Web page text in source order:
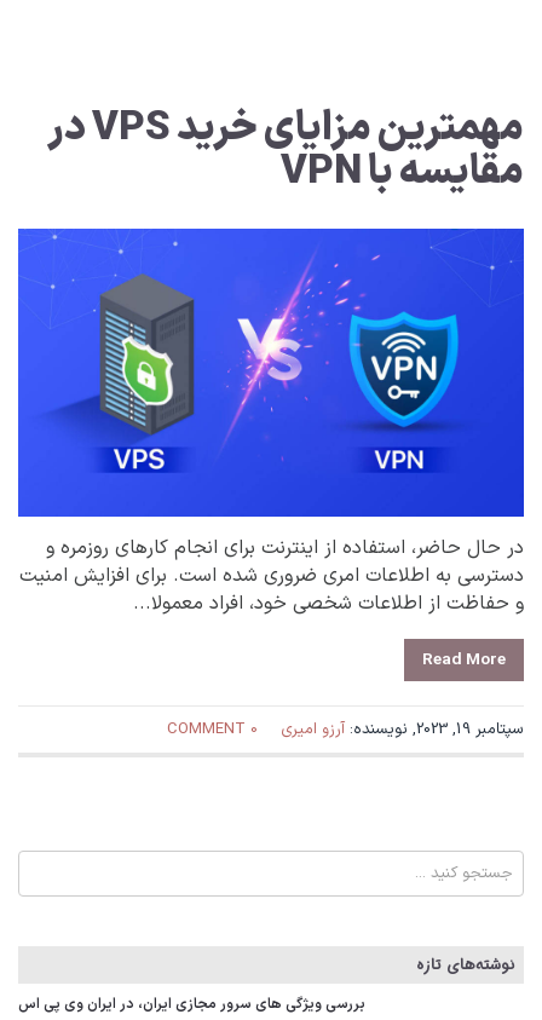
مهمترین مزایای خرید VPS در
مقایسه با VPN
در حال حاضر، استفاده از اینترنت برای انجام کارهای روزمره و
دسترسی به اطلاعات امری ضروری شده است. برای افزایش امنیت
و حفاظت از اطلاعات شخصی خود، افراد معمولا...
Read More
سپتامبر 19, 2023, نویسنده: آرزو امیری 0 COMMENT
نوشته‌های تازه
بررسی ویژگی‌ های سرور مجازی ایران، در ایران وی پی اس